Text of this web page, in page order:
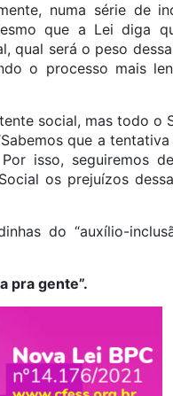
numa série de
que a Lei diga
qual será o peso
o processo mais
social, mas todo o
que a
isso, seguiremos
os prejuízos
do “auxílio-
pra gente”.